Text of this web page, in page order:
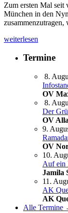
Zum ersten Mal seit
München in den
weiterlesen
Termine
8.
OV
8.
Der
OV
9.
OV
10.
Auf ein
Jamila
11.
AK
AK
Alle Termine